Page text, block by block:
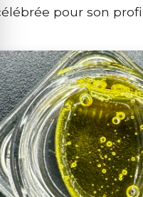
pour son